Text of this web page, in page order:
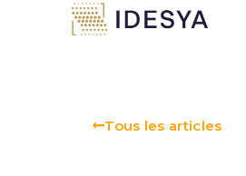
Tous les articles
Panneau de gestion des cookies